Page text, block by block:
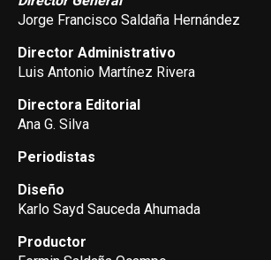
Jorge Francisco Saldaña Hernández
Director Administrativo
Luis Antonio Martínez Rivera
Directora Editorial
Ana G. Silva
Periodistas
Diseño
Karlo Sayd Sauceda Ahumada
Productor